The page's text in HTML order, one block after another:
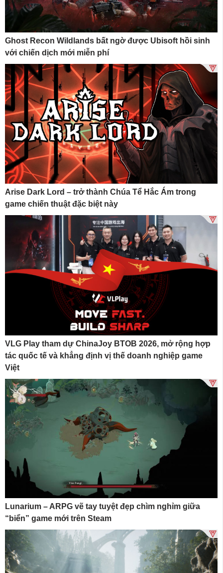
Ghost Recon Wildlands bất ngờ được Ubisoft hồi sinh
với chiến dịch mới miễn phí
Arise Dark Lord – trở thành Chúa Tể Hắc Ám trong
game chiến thuật đặc biệt này
VLG Play tham dự ChinaJoy BTOB 2026, mở rộng hợp
tác quốc tế và khẳng định vị thế doanh nghiệp game
Việt
Lunarium – ARPG vẽ tay tuyệt đẹp chìm nghỉm giữa
“biển” game mới trên Steam